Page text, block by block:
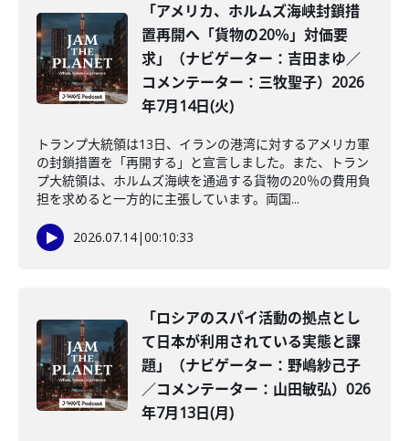
「アメリカ、ホルムズ海峡封鎖措
置再開へ「貨物の20％」対価要
求」（ナビゲーター：吉田まゆ／
コメンテーター：三牧聖子）2026
年7月14日(火)
トランプ大統領は13日、イランの港湾に対するアメリカ軍
の封鎖措置を「再開する」と宣言しました。また、トラン
プ大統領は、ホルムズ海峡を通過する貨物の20％の費用負
担を求めると一方的に主張しています。両国...
2026.07.14|00:10:33
「ロシアのスパイ活動の拠点とし
て日本が利用されている実態と課
題」（ナビゲーター：野嶋紗己子
／コメンテーター：山田敏弘）026
年7月13日(月)